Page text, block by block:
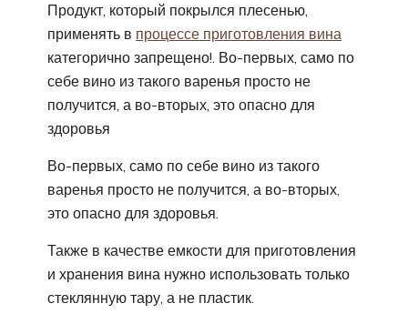
Продукт, который покрылся плесенью,
применять в процессе приготовления вина
категорично запрещено!. Во-первых, само по
себе вино из такого варенья просто не
получится, а во-вторых, это опасно для
здоровья
Во-первых, само по себе вино из такого
варенья просто не получится, а во-вторых,
это опасно для здоровья.
Также в качестве емкости для приготовления
и хранения вина нужно использовать только
стеклянную тару, а не пластик.